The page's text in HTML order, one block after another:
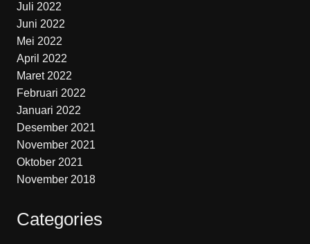
Juli 2022
Juni 2022
Mei 2022
April 2022
Maret 2022
Februari 2022
Januari 2022
Desember 2021
November 2021
Oktober 2021
November 2018
Categories